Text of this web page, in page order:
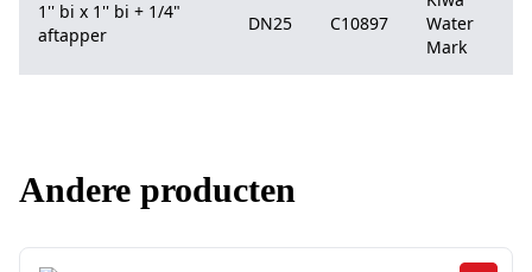
1'' bi x 1'' bi + 1/4"
aftapper
DN25 C10897
Water
Mark
Andere producten